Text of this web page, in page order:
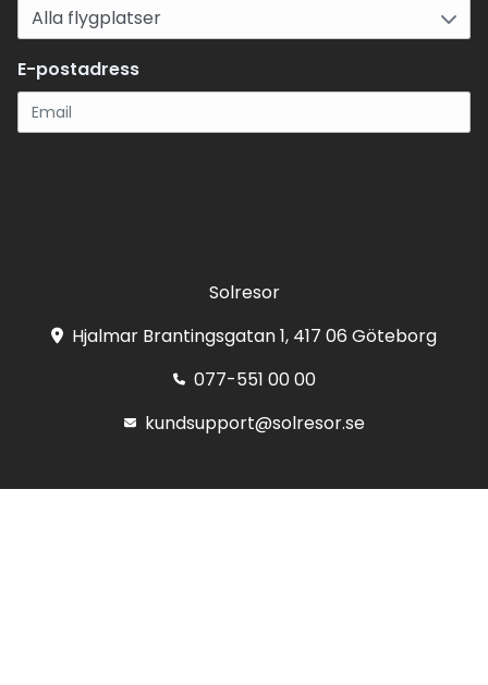
E-postadress
Solresor
Hjalmar Brantingsgatan 1, 417 06 Göteborg
077-551 00 00
kundsupport@solresor.se